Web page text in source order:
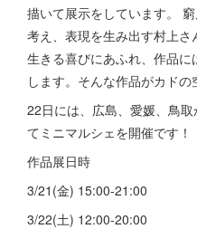
描いて展示をしています。
考え、表現を生み出す村上
生きる喜びにあふれ、作品
します。そんな作品がカドの
22日には、広島、愛媛、鳥
てミニマルシェを開催です！
作品展日時
3/21(金) 15:00-21:00
3/22(土) 12:00-20:00